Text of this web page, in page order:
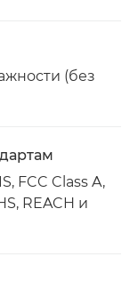
(без
FCC Class A,
REACH и